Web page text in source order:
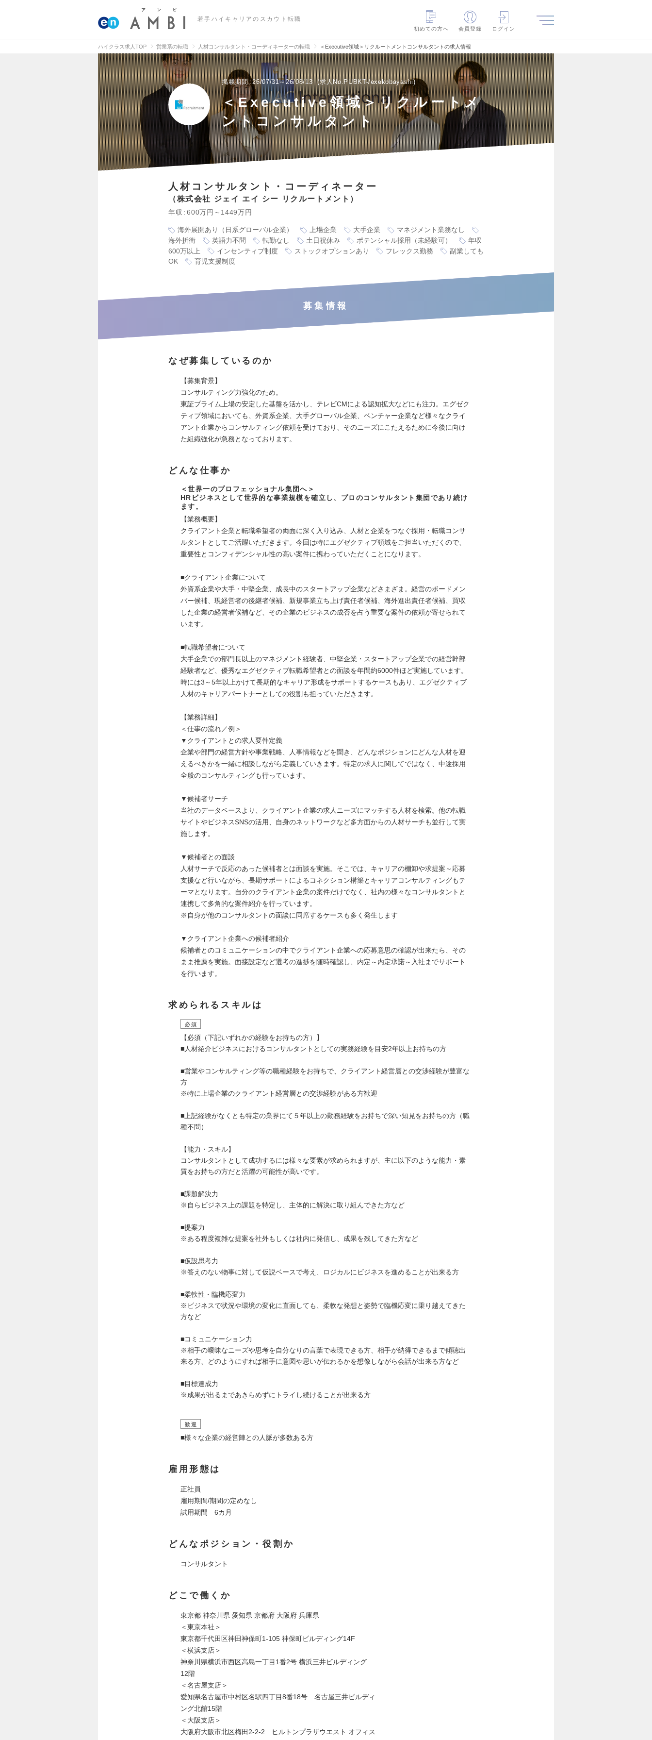
若手ハイキャリアのスカウト転職
初めての方へ
会員登録 ログイン
ハイクラス求人TOP 営業系の転職 人材コンサルタント・コーディネーターの転職 ＜Executive領域＞リクルートメントコンサルタントの求人情報
掲載期間 26/07/31～26/08/13 求人No.PUBKT-/exekobayashi
＜Executive領域＞リクルートメ
ントコンサルタント
人材コンサルタント・コーディネーター
株式会社 ジェイ エイ シー リクルートメント
年収 600万円～1449万円
海外展開あり（日系グローバル企業） 上場企業 大手企業
マネジメント業務なし
海外折衝
英語力不問 転勤なし 土日祝休み ポテンシャル採用（未経験可）
年収
600万以上
インセンティブ制度 ストックオプションあり フレックス勤務
副業しても
OK
育児支援制度
募集情報
なぜ募集しているのか
【募集背景】
コンサルティング力強化のため。
東証プライム上場の安定した基盤を活かし、テレビCMによる認知拡大などにも注力。エグゼク
ティブ領域においても、外資系企業、大手グローバル企業、ベンチャー企業など様々なクライ
アント企業からコンサルティング依頼を受けており、そのニーズにこたえるために今後に向け
た組織強化が急務となっております。
どんな仕事か
＜世界一のプロフェッショナル集団へ＞
HRビジネスとして世界的な事業規模を確立し、プロのコンサルタント集団であり続け
ます。
【業務概要】
クライアント企業と転職希望者の両面に深く入り込み、人材と企業をつなぐ採用・転職コンサ
ルタントとしてご活躍いただきます。今回は特にエグゼクティブ領域をご担当いただくので、
重要性とコンフィデンシャル性の高い案件に携わっていただくことになります。
■クライアント企業について
外資系企業や大手・中堅企業、成長中のスタートアップ企業などさまざま。経営のボードメン
バー候補、現経営者の後継者候補、新規事業立ち上げ責任者候補、海外進出責任者候補、買収
した企業の経営者候補など、その企業のビジネスの成否を占う重要な案件の依頼が寄せられて
います。
■転職希望者について
大手企業での部門長以上のマネジメント経験者、中堅企業・スタートアップ企業での経営幹部
経験者など、優秀なエグゼクティブ転職希望者との面談を年間約6000件ほど実施しています。
時には3～5年以上かけて長期的なキャリア形成をサポートするケースもあり、エグゼクティブ
人材のキャリアパートナーとしての役割も担っていただきます。
【業務詳細】
＜仕事の流れ／例＞
▼クライアントとの求人要件定義
企業や部門の経営方針や事業戦略、人事情報などを聞き、どんなポジションにどんな人材を迎
えるべきかを一緒に相談しながら定義していきます。特定の求人に関してではなく、中途採用
全般のコンサルティングも行っています。
▼候補者サーチ
当社のデータベースより、クライアント企業の求人ニーズにマッチする人材を検索。他の転職
サイトやビジネスSNSの活用、自身のネットワークなど多方面からの人材サーチも並行して実
施します。
▼候補者との面談
人材サーチで反応のあった候補者とは面談を実施。そこでは、キャリアの棚卸や求提案～応募
支援など行いながら、長期サポートによるコネクション構築とキャリアコンサルティングもテ
ーマとなります。自分のクライアント企業の案件だけでなく、社内の様々なコンサルタントと
連携して多角的な案件紹介を行っています。
※自身が他のコンサルタントの面談に同席するケースも多く発生します
▼クライアント企業への候補者紹介
候補者とのコミュニケーションの中でクライアント企業への応募意思の確認が出来たら、その
まま推薦を実施。面接設定など選考の進捗を随時確認し、内定～内定承諾～入社までサポート
を行います。
求められるスキルは
必須
【必須（下記いずれかの経験をお持ちの方）】
■人材紹介ビジネスにおけるコンサルタントとしての実務経験を目安2年以上お持ちの方
■営業やコンサルティング等の職種経験をお持ちで、クライアント経営層との交渉経験が豊富な
方
※特に上場企業のクライアント経営層との交渉経験がある方歓迎
■上記経験がなくとも特定の業界にて５年以上の勤務経験をお持ちで深い知見をお持ちの方（職
種不問）
【能力・スキル】
コンサルタントとして成功するには様々な要素が求められますが、主に以下のような能力・素
質をお持ちの方だと活躍の可能性が高いです。
■課題解決力
※自らビジネス上の課題を特定し、主体的に解決に取り組んできた方など
■提案力
※ある程度複雑な提案を社外もしくは社内に発信し、成果を残してきた方など
■仮設思考力
※答えのない物事に対して仮説ベースで考え、ロジカルにビジネスを進めることが出来る方
■柔軟性・臨機応変力
※ビジネスで状況や環境の変化に直面しても、柔軟な発想と姿勢で臨機応変に乗り越えてきた
方など
■コミュニケーション力
※相手の曖昧なニーズや思考を自分なりの言葉で表現できる方、相手が納得できるまで傾聴出
来る方、どのようにすれば相手に意図や思いが伝わるかを想像しながら会話が出来る方など
■目標達成力
※成果が出るまであきらめずにトライし続けることが出来る方
歓迎
■様々な企業の経営陣との人脈が多数ある方
雇用形態は
正社員
雇用期間/期間の定めなし
試用期間 6カ月
どんなポジション・役割か
コンサルタント
どこで働くか
東京都 神奈川県 愛知県 京都府 大阪府 兵庫県
＜東京本社＞
東京都千代田区神田神保町1-105 神保町ビルディング14F
＜横浜支店＞
神奈川県横浜市西区高島一丁目1番2号 横浜三井ビルディング
12階
＜名古屋支店＞
愛知県名古屋市中村区名駅四丁目8番18号 名古屋三井ビルディ
ング北館15階
＜大阪支店＞
大阪府大阪市北区梅田2-2-2 ヒルトンプラザウエスト オフィス